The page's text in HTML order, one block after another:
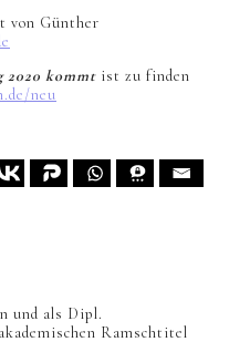
von Günther
2020 kommt ist zu finden
neu
und als Dipl.
Ramschtitel